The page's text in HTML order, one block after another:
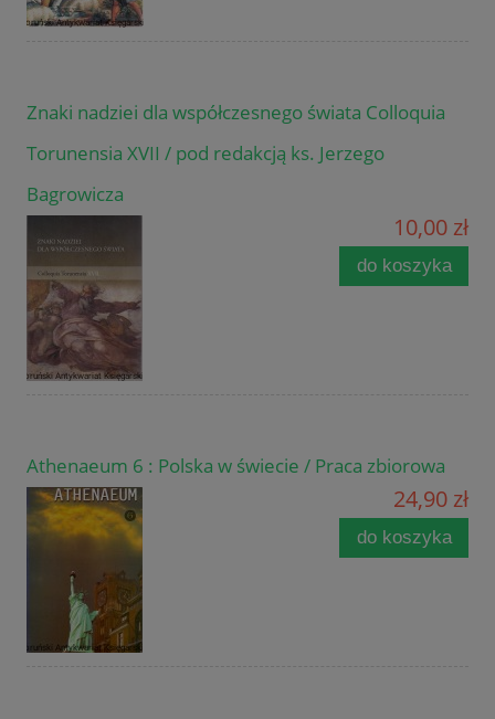
Znaki nadziei dla współczesnego świata Colloquia
Torunensia XVII / pod redakcją ks. Jerzego
Bagrowicza
10,00 zł
do koszyka
Athenaeum 6 : Polska w świecie / Praca zbiorowa
24,90 zł
do koszyka